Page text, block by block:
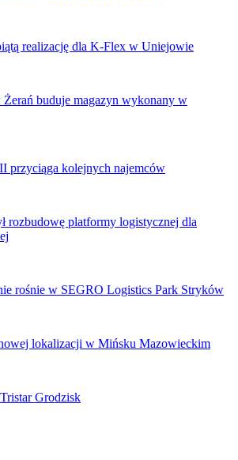
realizację dla K-Flex w Uniejowie
Żerań buduje magazyn wykonany w
przyciąga kolejnych najemców
rozbudowę platformy logistycznej dla
rośnie w SEGRO Logistics Park Stryków
lokalizacji w Mińsku Mazowieckim
Grodzisk